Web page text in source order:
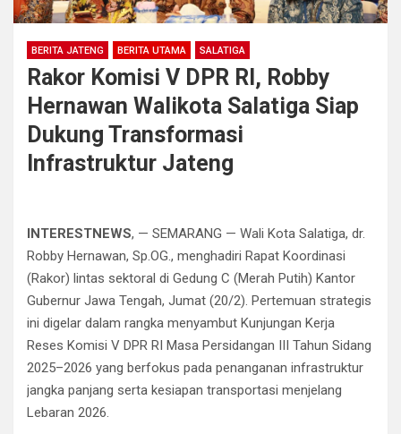
BERITA JATENG BERITA UTAMA SALATIGA
Rakor Komisi V DPR RI, Robby
Hernawan Walikota Salatiga Siap
Dukung Transformasi
Infrastruktur Jateng
INTERESTNEWS, — SEMARANG — Wali Kota Salatiga, dr.
Robby Hernawan, Sp.OG., menghadiri Rapat Koordinasi
(Rakor) lintas sektoral di Gedung C (Merah Putih) Kantor
Gubernur Jawa Tengah, Jumat (20/2). Pertemuan strategis
ini digelar dalam rangka menyambut Kunjungan Kerja
Reses Komisi V DPR RI Masa Persidangan III Tahun Sidang
2025–2026 yang berfokus pada penanganan infrastruktur
jangka panjang serta kesiapan transportasi menjelang
Lebaran 2026.